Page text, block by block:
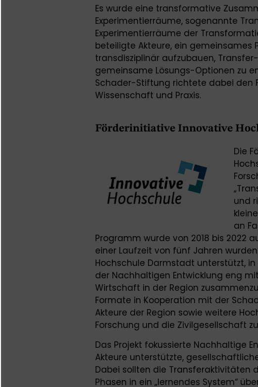
Es wurde eine transformative
Experimentierräume, sogenannte
Experimentierräume der
beteiligte Akteure, ein gemeinsames
transdisziplinär aufzubauen,
gemeinsame Lösungs-Optionen zu
Schader-Stiftung richtete dabei den
Wissenschaft und Praxis.
Förderinitiative Innovative
Die
und
an
Programm wurde von 2018 bis 2022
einer Laufzeit von fünf Jahren
Hochschule Darmstadt unterstützt,
der Nachhaltigen Entwicklung eng
Wirtschaft in der Region
Formate in Kooperation mit der
Akteure der Region sowie weitere
Forschung und die Zivilgesellschaft
Das Projekt fokussierte Nachhaltige
Akteure unterstützte,
Dabei sollten die Transferaktivitäten
Phasen in ein „lernendes System“